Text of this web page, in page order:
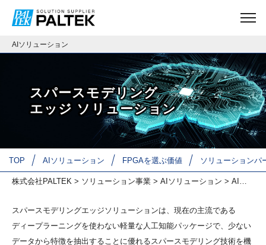
AIソリューション
TOP AIソリューション FPGAを選ぶ価値 ソリューションパ
株式会社PALTEK > ソリューション事業 > AIソリューション > AIソリューション一覧
スパースモデリング
エッジ ​ソリューション
スパースモデリングエッジソリューションは、現在の主流である
ディープラーニングを使わない軽量な人工知能パッケージで、少ない
データから特徴を抽出することに優れるスパースモデリング技術を機